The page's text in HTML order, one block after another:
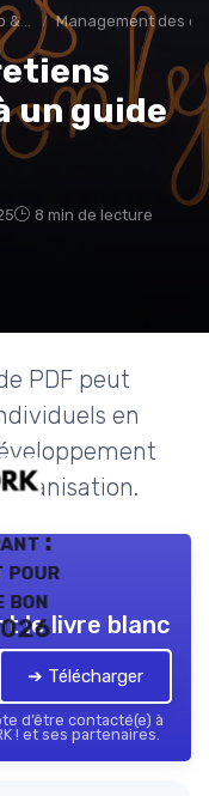
Management des
un guide
8 min de lecture
PDF peut
en
:
pour
le livre blanc
➔ Télécharger
d’être contacté(e) à
! et ses partenaires.